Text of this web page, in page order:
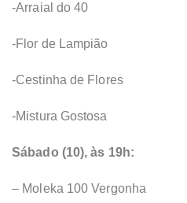
-Arraial do 40
-Flor de Lampião
-Cestinha de Flores
-Mistura Gostosa
Sábado (10), às 19h:
– Moleka 100 Vergonha